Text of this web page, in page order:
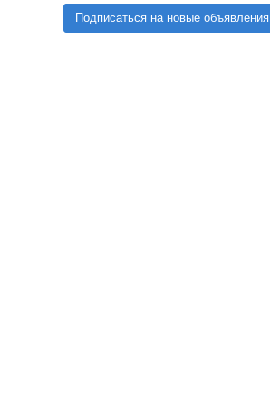
Подписаться на новые объявления